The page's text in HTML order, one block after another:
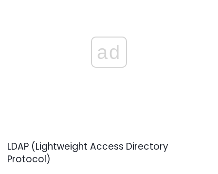
ad
LDAP (Lightweight Access Directory
Protocol)